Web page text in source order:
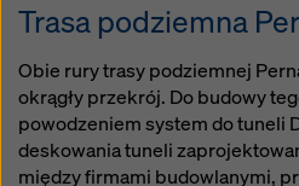
Trasa podziemna
Obie rury trasy podziemnej
okrągły przekrój. Do budowy
powodzeniem system do tuneli
deskowania tuneli
między firmami budowlanymi,